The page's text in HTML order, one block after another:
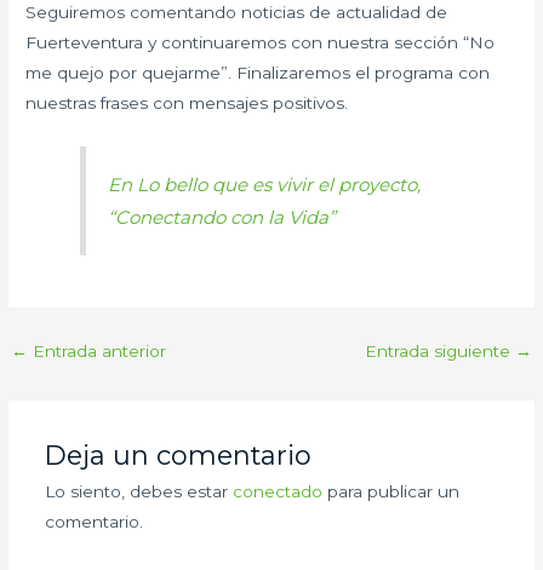
Seguiremos comentando noticias de actualidad de
Fuerteventura y continuaremos con nuestra sección “No
me quejo por quejarme”. Finalizaremos el programa con
nuestras frases con mensajes positivos.
En Lo bello que es vivir el proyecto,
“Conectando con la Vida”
← Entrada anterior Entrada siguiente →
Deja un comentario
Lo siento, debes estar conectado para publicar un
comentario.